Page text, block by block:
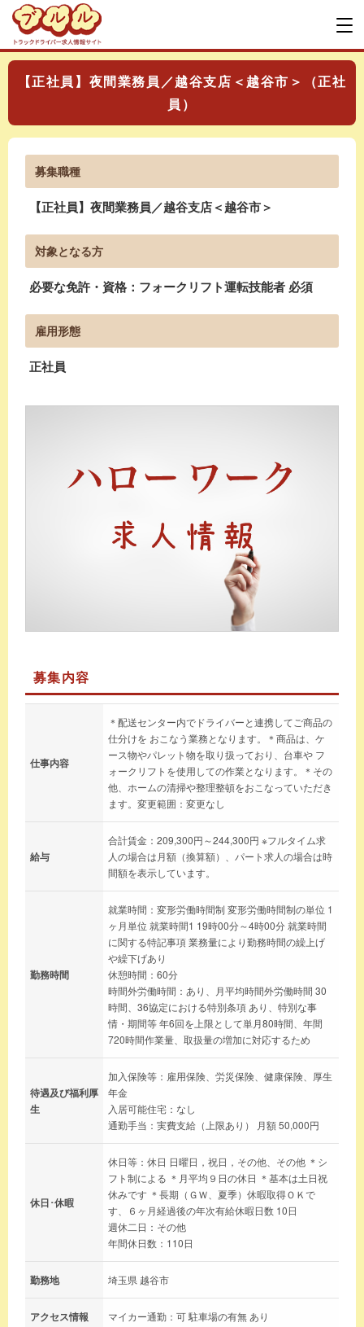
【正社員】夜間業務員／越谷支店＜越谷市＞（正社
員）
募集職種
【正社員】夜間業務員／越谷支店＜越谷市＞
対象となる方
必要な免許・資格：フォークリフト運転技能者 必須
雇用形態
正社員
募集内容
仕事内容
＊配送センター内でドライバーと連携してご商品の
仕分けを おこなう業務となります。＊商品は、ケ
ース物やパレット物を取り扱っており、台車や フ
ォークリフトを使用しての作業となります。＊その
他、ホームの清掃や整理整頓をおこなっていただき
ます。変更範囲：変更なし
給与
合計賃金：209,300円～244,300円 ※フルタイム求
人の場合は月額（換算額）、パート求人の場合は時
間額を表示しています。
勤務時間
就業時間：変形労働時間制 変形労働時間制の単位 1
ヶ月単位 就業時間1 19時00分～4時00分 就業時間
に関する特記事項 業務量により勤務時間の繰上げ
や繰下げあり
休憩時間：60分
時間外労働時間：あり、月平均時間外労働時間 30
時間、36協定における特別条項 あり、特別な事
情・期間等 年6回を上限として単月80時間、年間
720時間作業量、取扱量の増加に対応するため
待遇及び福利厚
生
加入保険等：雇用保険、労災保険、健康保険、厚生
年金
入居可能住宅：なし
通勤手当：実費支給（上限あり） 月額 50,000円
休日･休暇
休日等：休日 日曜日，祝日，その他、その他 ＊シ
フト制による ＊月平均９日の休日 ＊基本は土日祝
休みです ＊長期（ＧＷ、夏季）休暇取得ＯＫで
す、６ヶ月経過後の年次有給休暇日数 10日
週休二日：その他
年間休日数：110日
勤務地 埼玉県 越谷市
アクセス情報 マイカー通勤：可 駐車場の有無 あり